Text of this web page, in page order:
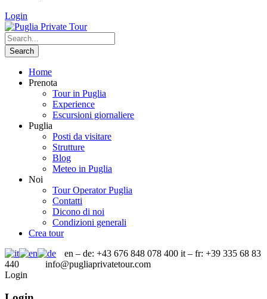
Login
Home
Prenota
Tour in Puglia
Experience
Escursioni giornaliere
Puglia
Posti da visitare
Strutture
Blog
Meteo in Puglia
Noi
Tour Operator Puglia
Contatti
Dicono di noi
Condizioni generali
Crea tour
en – de: +43 676 848 078 400 it – fr: +39 335 68 83
440
info@pugliaprivatetour.com
Login